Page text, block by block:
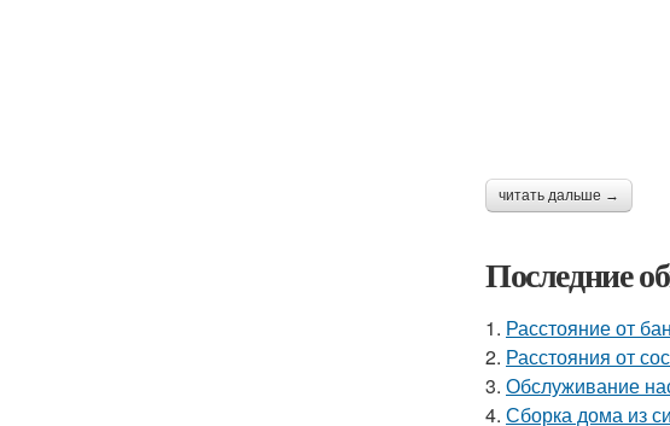
читать дальше →
Последние
1. Расстояние от
2. Расстояния от
3. Обслуживание
4. Сборка дома из